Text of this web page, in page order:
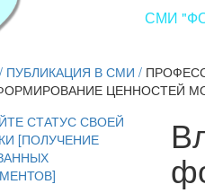
СМИ
/ ПУБЛИКАЦИЯ В СМИ /
ЦЕННОСТЕЙ
СТАТУС СВОЕЙ
[ПОЛУЧЕНИЕ